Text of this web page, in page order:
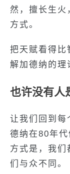
然，擅长生火
方式。
把天赋看得比
解加德纳的理
也许没有人
让我们回到每
德纳在80年
方式是，我们
们与众不同。